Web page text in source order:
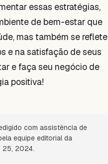
essas estratégias,
de bem-estar que
mas também se reflete
e na satisfação de seus
e faça seu negócio de
positiva!
com assistência de
equipe editorial da
25, 2024.